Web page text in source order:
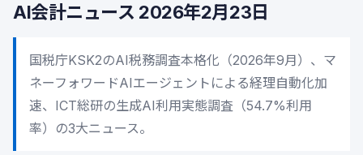
AI会計ニュース 2026年2月23日
国税庁KSK2のAI税務調査本格化（2026年9月）、マ
ネーフォワードAIエージェントによる経理自動化加
速、ICT総研の生成AI利用実態調査（54.7%利用
率）の3大ニュース。